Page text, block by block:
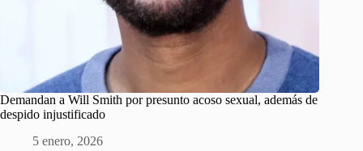
Demandan a Will Smith por presunto acoso sexual, además de
despido injustificado
5 enero, 2026